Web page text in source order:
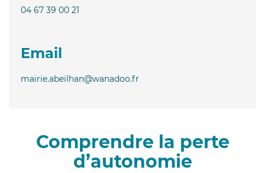
04 67 39 00 21
Email
mairie.abeilhan@wanadoo.fr
Comprendre la perte
d’autonomie